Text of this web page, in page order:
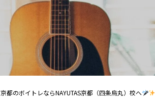
京都のボイトレならNAYUTAS京都（四条烏丸）校へ